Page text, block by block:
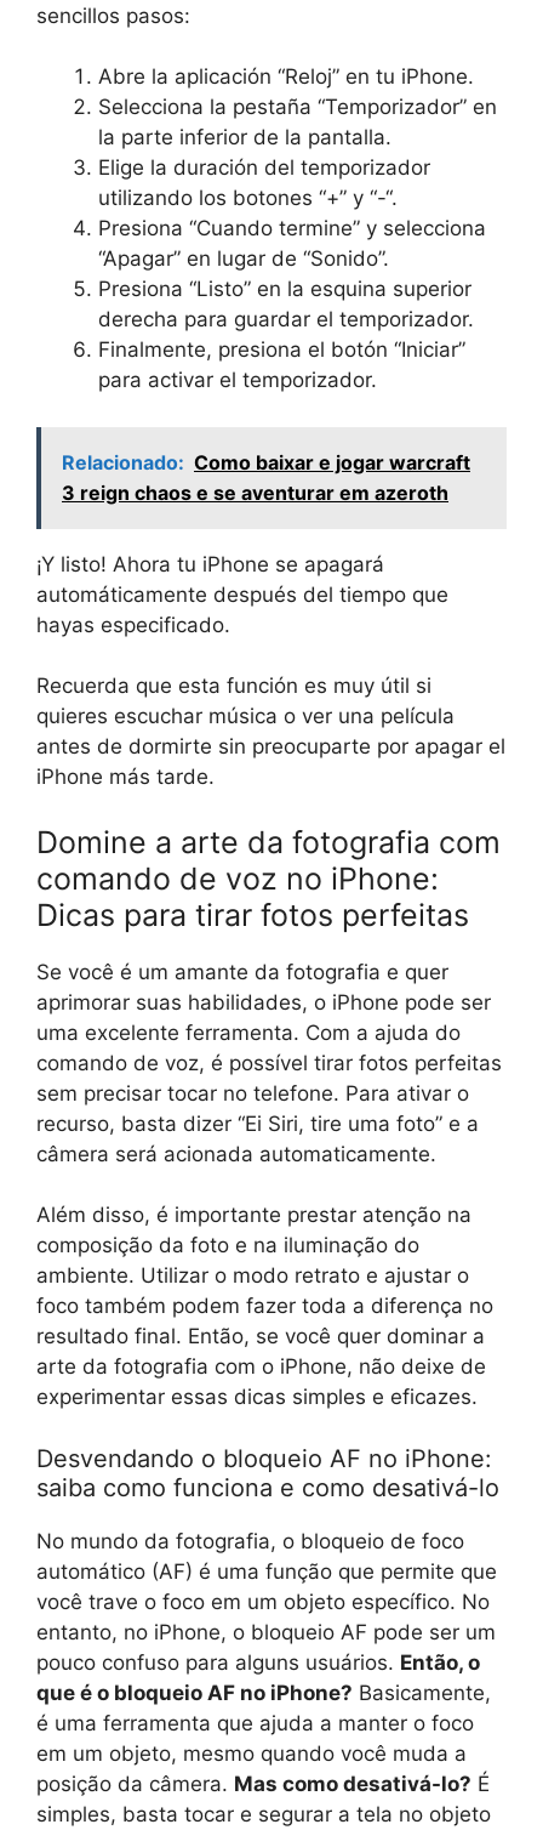
sencillos pasos:
Abre la aplicación “Reloj” en tu iPhone.
Selecciona la pestaña “Temporizador” en
la parte inferior de la pantalla.
Elige la duración del temporizador
utilizando los botones “+” y “-“.
Presiona “Cuando termine” y selecciona
“Apagar” en lugar de “Sonido”.
Presiona “Listo” en la esquina superior
derecha para guardar el temporizador.
Finalmente, presiona el botón “Iniciar”
para activar el temporizador.
Relacionado: Como baixar e jogar warcraft
3 reign chaos e se aventurar em azeroth
¡Y listo! Ahora tu iPhone se apagará
automáticamente después del tiempo que
hayas especificado.
Recuerda que esta función es muy útil si
quieres escuchar música o ver una película
antes de dormirte sin preocuparte por apagar el
iPhone más tarde.
Domine a arte da fotografia com
comando de voz no iPhone:
Dicas para tirar fotos perfeitas
Se você é um amante da fotografia e quer
aprimorar suas habilidades, o iPhone pode ser
uma excelente ferramenta. Com a ajuda do
comando de voz, é possível tirar fotos perfeitas
sem precisar tocar no telefone. Para ativar o
recurso, basta dizer “Ei Siri, tire uma foto” e a
câmera será acionada automaticamente.
Além disso, é importante prestar atenção na
composição da foto e na iluminação do
ambiente. Utilizar o modo retrato e ajustar o
foco também podem fazer toda a diferença no
resultado final. Então, se você quer dominar a
arte da fotografia com o iPhone, não deixe de
experimentar essas dicas simples e eficazes.
Desvendando o bloqueio AF no iPhone:
saiba como funciona e como desativá-lo
No mundo da fotografia, o bloqueio de foco
automático (AF) é uma função que permite que
você trave o foco em um objeto específico. No
entanto, no iPhone, o bloqueio AF pode ser um
pouco confuso para alguns usuários. Então, o
que é o bloqueio AF no iPhone? Basicamente,
é uma ferramenta que ajuda a manter o foco
em um objeto, mesmo quando você muda a
posição da câmera. Mas como desativá-lo? É
simples, basta tocar e segurar a tela no objeto